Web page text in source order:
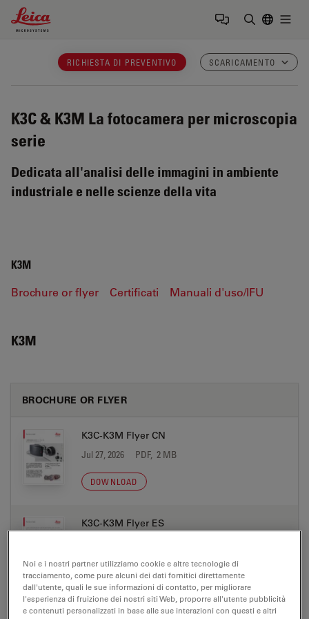
Leica Microsystems Logo
RICHIESTA DI PREVENTIVO SCARICAMENTO
K3C & K3M La fotocamera per microscopia
serie
Dedicata all'analisi delle immagini in ambiente
industriale e nelle scienze della vita
K3M
Brochure or flyer Certificati Manuali d'uso/IFU
K3M
BROCHURE OR FLYER
K3C-K3M Flyer CN
Jul 27, 2026 PDF, 2 MB
DOWNLOAD
K3C-K3M Flyer ES
DOWNLOAD
K3C-K3M Flyer JP
Noi e i nostri partner utilizziamo cookie e altre tecnologie di
tracciamento, come pure alcuni dei dati fornitici direttamente
dall'utente, quali le sue informazioni di contatto, per migliorare
l'esperienza di fruizione dei nostri siti Web, proporre all'utente pubblicità
e contenuti personalizzati in base alle sue interazioni con questi e altri